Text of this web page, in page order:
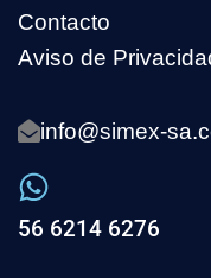
Contacto
Aviso de
info@simex-
56 6214 6276